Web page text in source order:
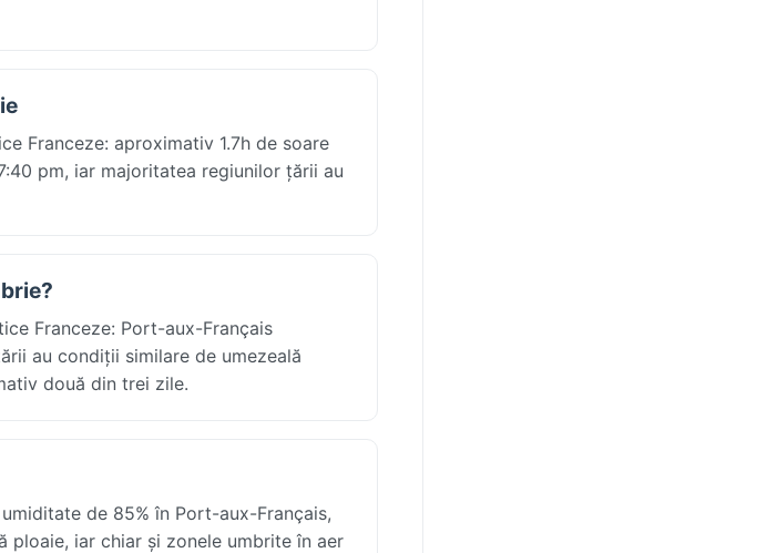
Franceze: aproximativ 1.7h de soare
pm, iar majoritatea regiunilor țării au
Franceze: Port-aux-Français
au condiții similare de umezeală
două din trei zile.
de 85% în Port-aux-Français,
ploaie, iar chiar și zonele umbrite în aer